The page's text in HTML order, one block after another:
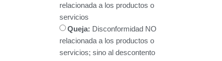
relacionada a los productos o
servicios
Queja: Disconformidad NO
relacionada a los productos o
servicios; sino al descontento